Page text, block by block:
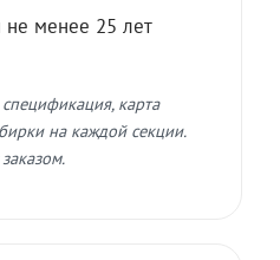
не менее 25 лет
карта
на каждой секции.